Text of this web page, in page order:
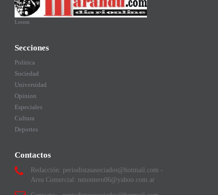
Lorem
Secciones
Politica
Sociedad
Universidad
Opinion
Especiales
Cultura
Deportes
Contactos
Redacción: periodistasasociados@hotmail.com -
Area Comercial: nmontero06@yahoo.com.ar